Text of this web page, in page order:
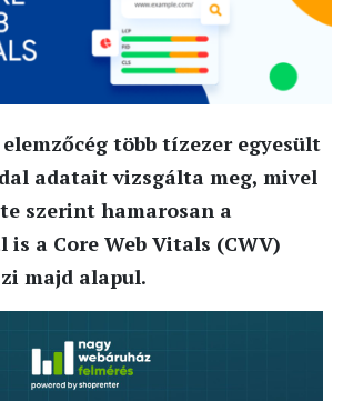
több tízezer egyesült
adatait vizsgálta meg, mivel
szerint hamarosan a
a Core Web Vitals (CWV)
majd alapul.